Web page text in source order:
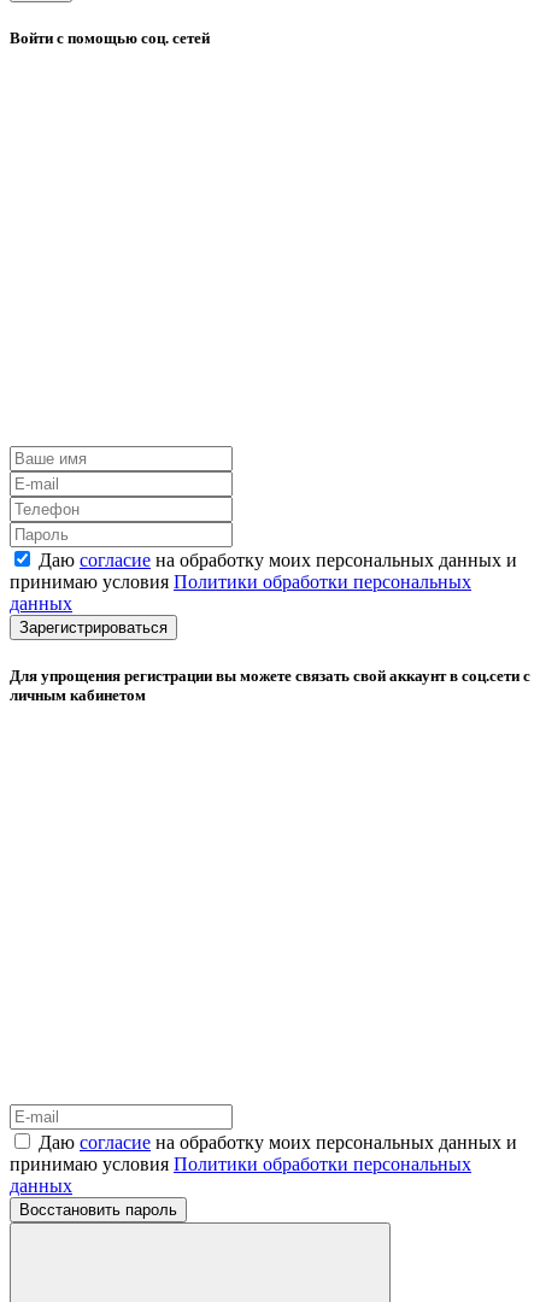
Войти с помощью соц. сетей
Даю согласие на обработку моих персональных данных и
принимаю условия Политики обработки персональных
данных
Зарегистрироваться
Для упрощения регистрации вы можете связать свой аккаунт в соц.сети с
личным кабинетом
Даю согласие на обработку моих персональных данных и
принимаю условия Политики обработки персональных
данных
Восстановить пароль